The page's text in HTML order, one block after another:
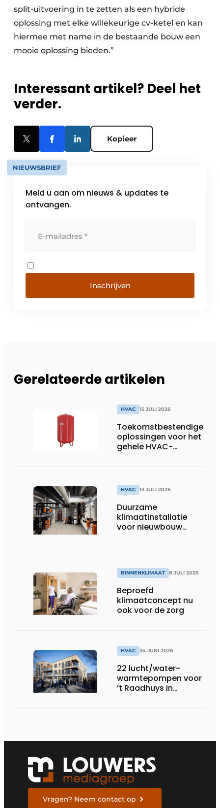
split-uitvoering in te zetten als een hybride
oplossing met elke willekeurige cv-ketel en kan
hiermee met name in de bestaande bouw een
mooie oplossing bieden.”
Interessant artikel? Deel het
verder.
Kopieer
NIEUWSBRIEF
Meld u aan om nieuws & updates te
ontvangen.
Inschrijven
Gerelateerde artikelen
HVAC 15 JULI 2026
Toekomstbestendige
oplossingen voor het
gehele HVAC-
HVAC 13 JULI 2026
Duurzame
klimaatinstallatie
voor nieuwbouw
BINNENKLIMAAT 8 JULI 2026
Beproefd
klimaatconcept nu
ook voor de zorg
HVAC 24 JUNI 2026
22 lucht/water-
warmtepompen voor
’t Raadhuys in
Vragen? Neem contact op